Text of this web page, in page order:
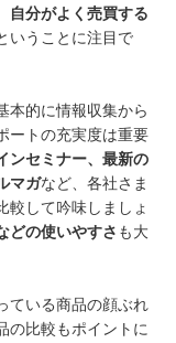
自分がよく売買する
いうことに注目で
本的に情報収集から
ートの充実度は重要
ンセミナー、最新の
マガなど、各社さま
較して吟味しましょ
どの使いやすさ も大
ている商品の顔ぶれ
の比較もポイントに